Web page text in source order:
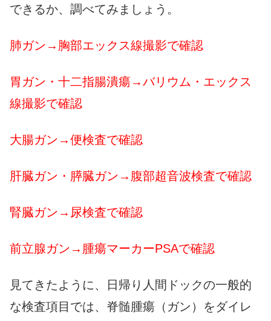
できるか、調べてみましょう。
肺ガン→胸部エックス線撮影で確認
胃ガン・十二指腸潰瘍→バリウム・エックス
線撮影で確認
大腸ガン→便検査で確認
肝臓ガン・膵臓ガン→腹部超音波検査で確認
腎臓ガン→尿検査で確認
前立腺ガン→腫瘍マーカーPSAで確認
見てきたように、日帰り人間ドックの一般的
な検査項目では、脊髄腫瘍（ガン）をダイレ